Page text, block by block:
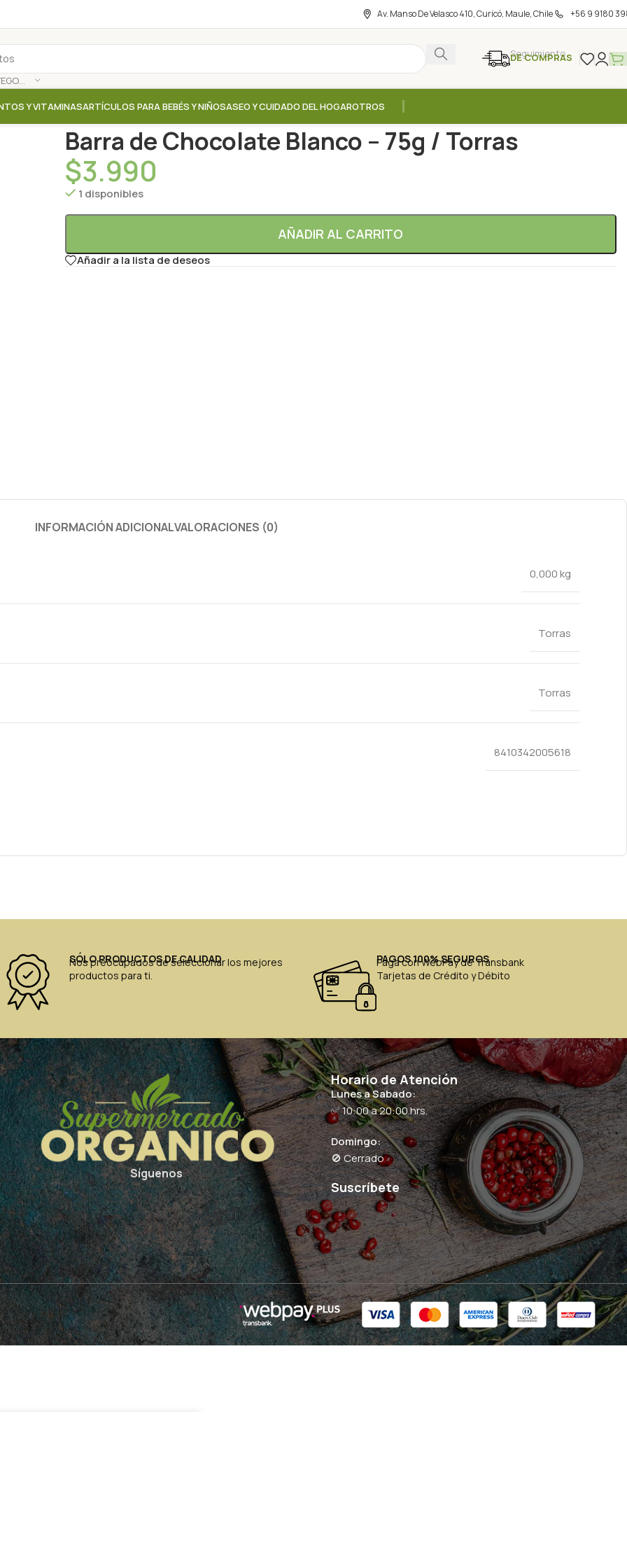
Av. Manso De Velasco 410, Curicó, Maule, Chile +56 9 9180
SELECCIONAR CATEGORÍA
Seguimiento
DE COMPRAS
Y VITAMINASARTÍCULOS PARA BEBÉS Y NIÑOSASEO Y CUIDADO DEL HOGAROTROS
Barra de Chocolate Blanco – 75g / Torras
$3.990
1 disponibles
AÑADIR AL CARRITO
Añadir a la lista de deseos
INFORMACIÓN ADICIONALVALORACIONES (0)
0,000 kg
Torras
Torras
8410342005618
SÓLO PRODUCTOS DE CALIDAD
Nos preocupados de seleccionar los mejores
productos para ti.
PAGOS 100% SEGUROS
Paga con WebPay de Transbank
Tarjetas de Crédito y Débito
Síguenos
Horario de Atención
Lunes a Sabado:
✅ 10:00 a 20:00 hrs.
Domingo:
🚫 Cerrado
Suscríbete